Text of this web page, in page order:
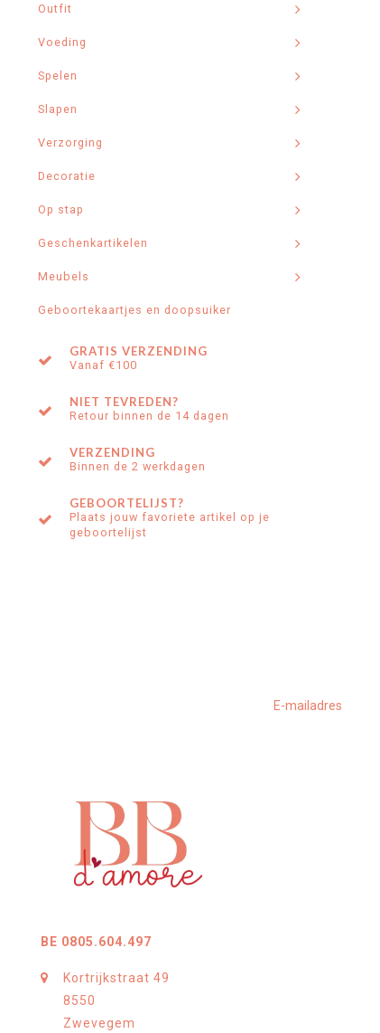
Outfit
Voeding
Spelen
Slapen
Verzorging
Decoratie
Op stap
Geschenkartikelen
Meubels
Geboortekaartjes en doopsuiker
GRATIS VERZENDING
Vanaf €100
NIET TEVREDEN?
Retour binnen de 14 dagen
VERZENDING
Binnen de 2 werkdagen
GEBOORTELIJST?
Plaats jouw favoriete artikel op je
geboortelijst
BE 0805.604.497
Kortrijkstraat 49
8550
Zwevegem